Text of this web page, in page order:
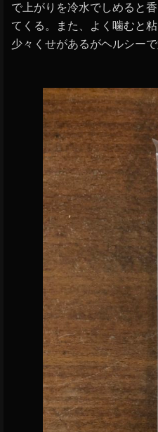
で上がりを冷水でしめると
てくる。また、よく噛むと粘
少々くせがあるがヘルシーで